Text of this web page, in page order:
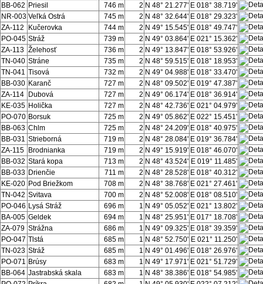
BB-062 Priesil 746 m 2 N 48° 21.277' E 018° 38.719'
NR-003 Veľká Ostrá 745 m 2 N 48° 32.644' E 018° 29.323'
ZA-112
Kučerovka 744 m 2 N 49° 15.545' E 018° 49.747'
PO-045 Stráž 739 m 2 N 49° 03.864' E 021° 15.362'
ZA-113 Želehosť 736 m 2 N 49° 13.847' E 018° 53.926'
TN-040 Stráne 735 m 2 N 48° 59.515' E 018° 18.953'
TN-041 Tisová 732 m 2 N 49° 04.988' E 018° 33.470'
BB-030 Karanč 727 m 2 N 48° 09.502' E 019° 47.387'
ZA-114
Dubová 727 m 2 N 49° 06.174' E 018° 36.914'
KE-035 Holička 727 m 2 N 48° 42.736' E 021° 04.979'
PO-070 Borsuk 725 m 2 N 49° 05.862' E 022° 15.451'
BB-063 Chlm 725 m 2 N 48° 24.209' E 018° 40.975'
BB-031 Strieborná 719 m 2 N 48° 28.084' E 019° 36.784'
ZA-115
Brodnianka 719 m 2 N 49° 15.919' E 018° 46.070'
BB-032 Stará kopa 713 m 2 N 48° 43.524' E 019° 11.485'
BB-033 Drienčie 711 m 2 N 48° 28.528' E 018° 40.312'
KE-020 Pod Briežkom 708 m 2 N 48° 38.768' E 021° 27.461'
TN-042 Svitava 700 m 2 N 48° 52.008' E 018° 08.510'
PO-046 Lysá Stráž 696 m 1 N 49° 05.052' E 021° 13.802'
BA-005 Geldek 694 m 1 N 48° 25.951' E 017° 18.708'
ZA-079 Strážna 686 m 1 N 49° 09.325' E 018° 39.359'
PO-047 Tlstá 685 m 1 N 48° 52.750' E 021° 11.250'
TN-023 Stráž 685 m 1 N 49° 01.496' E 018° 26.976'
PO-071 Brúsy 683 m 1 N 49° 17.971' E 021° 51.729'
BB-064 Jastrabská skala 683 m 1 N 48° 38.386' E 018° 54.985'